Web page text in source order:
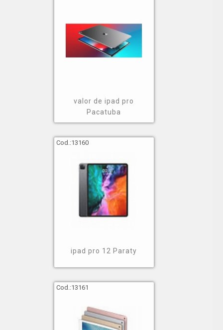
valor de ipad pro
Pacatuba
Cod.:13160
ipad pro 12 Paraty
Cod.:13161